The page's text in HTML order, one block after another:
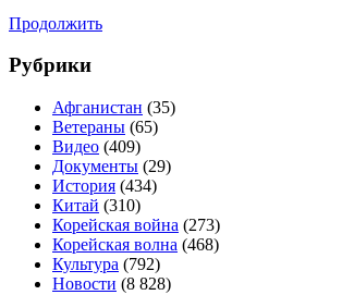
Продолжить
Рубрики
Афганистан (35)
Ветераны (65)
Видео (409)
Документы (29)
История (434)
Китай (310)
Корейская война (273)
Корейская волна (468)
Культура (792)
Новости (8 828)